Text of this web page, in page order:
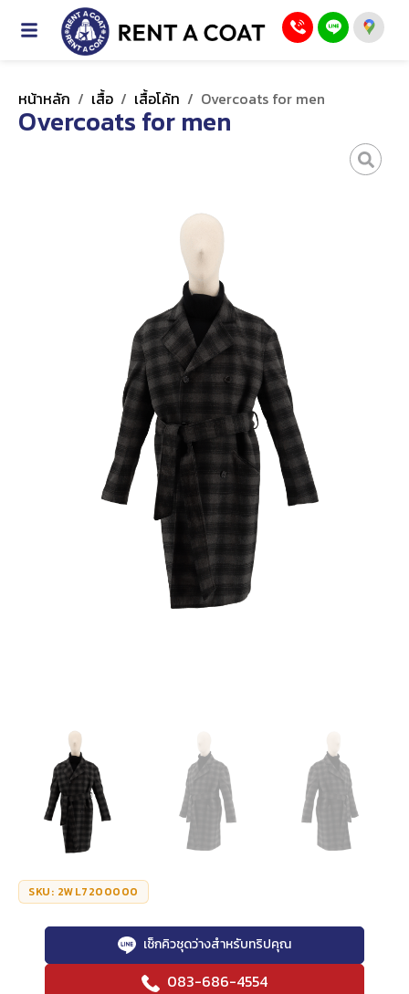
หน้าหลัก / เสื้อ / เสื้อโค้ท / Overcoats for men
Overcoats for men
SKU: 2WL7200000
เช็กคิวชุดว่างสำหรับทริปคุณ
083-686-4554